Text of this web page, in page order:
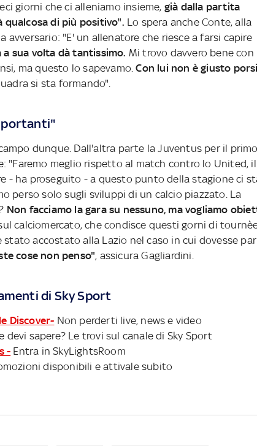
giorni che ci alleniamo insieme, già dalla partita
qualcosa di più positivo". Lo spera anche Conte, alla
avversario: "E' un allenatore che riesce a farsi capire
sua volta dà tantissimo. Mi trovo davvero bene con
ma questo lo sapevamo.Con lui non è giusto porsi
si sta formando".
dunque. Dall'altra parte la Juventus per il primo
"Faremo meglio rispetto al match contro lo United, il
- ha proseguito - a questo punto della stagione ci
perso solo sugli sviluppi di un calcio piazzato. La
Non facciamo la gara su nessuno, ma vogliamo
calciomercato, che condisce questi gorni di
stato accostato alla Lazio nel caso in cui dovesse
cose non penso", assicura Gagliardini.
di Sky Sport
Discover- Non perderti live, news e video
devi sapere? Le trovi sul canale di Sky Sport
- Entra in SkyLightsRoom
disponibili e attivale subito